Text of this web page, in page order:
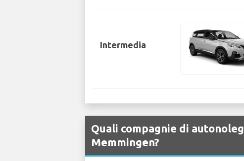
Intermedia
Quali compagnie di
Memmingen?